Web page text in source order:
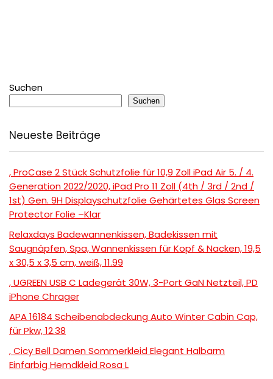
Suchen
Suchen
Neueste Beiträge
, ProCase 2 Stück Schutzfolie für 10,9 Zoll iPad Air 5. / 4.
Generation 2022/2020, iPad Pro 11 Zoll (4th / 3rd / 2nd /
1st) Gen. 9H Displayschutzfolie Gehärtetes Glas Screen
Protector Folie –Klar
Relaxdays Badewannenkissen, Badekissen mit
Saugnäpfen, Spa, Wannenkissen für Kopf & Nacken, 19,5
x 30,5 x 3,5 cm, weiß, 11.99
, UGREEN USB C Ladegerät 30W, 3-Port GaN Netzteil, PD
iPhone Chrager
APA 16184 Scheibenabdeckung Auto Winter Cabin Cap,
für Pkw, 12.38
, Cicy Bell Damen Sommerkleid Elegant Halbarm
Einfarbig Hemdkleid Rosa L